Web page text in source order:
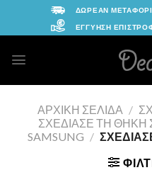
ΔΩΡΕΑΝ
ΕΓΓΥΗΣΗ
ΑΡΧΙΚΉ ΣΕΛΊΔΑ /
ΣΧΕΔΊΑΣΕ ΤΗ ΘΉΚΗ
SAMSUNG /